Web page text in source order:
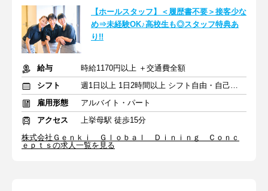
【ホールスタッフ】＜履歴書不要＞接客少な
め⇒未経験OK♪高校生も◎スタッフ特典あ
り!!
給与
時給1170円以上 ＋交通費全額
シフト
週1日以上 1日2時間以上 シフト自由・自己申告
雇用形態
アルバイト・パート
アクセス
上挙母駅 徒歩15分
株式会社Ｇｅｎｋｉ Ｇｌｏｂａｌ Ｄｉｎｉｎｇ Ｃｏｎｃ
ｅｐｔｓの求人一覧を見る